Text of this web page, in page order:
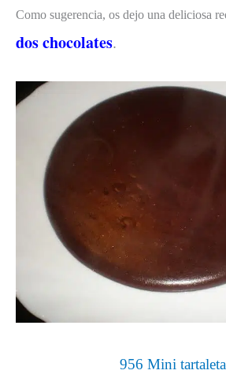
Como sugerencia, os dejo una deliciosa
dos chocolates.
956 Mini